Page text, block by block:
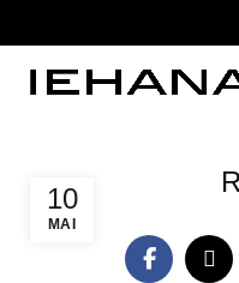
10
MAI